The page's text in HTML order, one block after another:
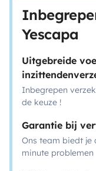
Yescapa
Uitgebreide
Inbegrepen
de keuze !
Garantie bij
Ons team biedt je
minute problemen